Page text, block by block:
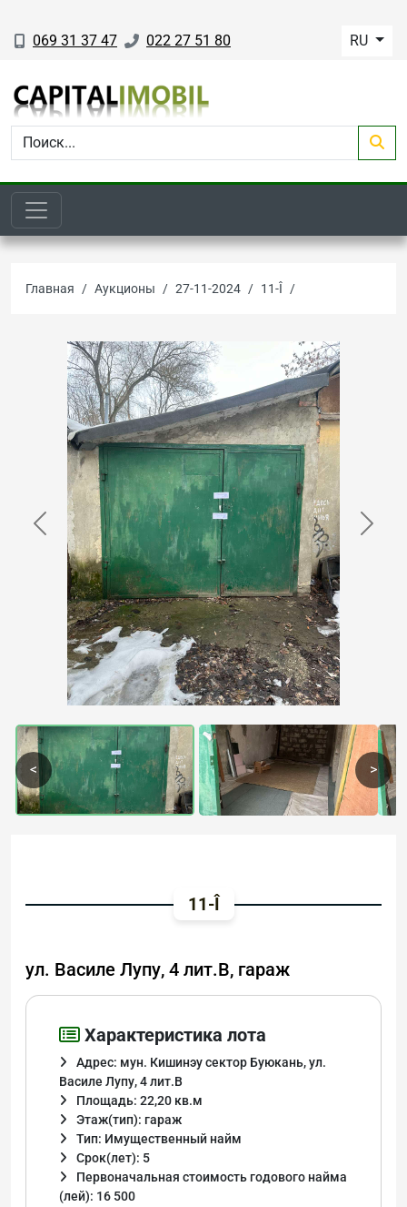
069 31 37 47 022 27 51 80 RU
Главная Аукционы 27-11-2024 11-Î
Previous Next
< >
11-Î
ул. Василе Лупу, 4 лит.B, гараж
Характеристика лота
Адрес: мун. Кишинэу сектор Буюкань, ул.
Василе Лупу, 4 лит.B
Площадь: 22,20 кв.м
Этаж(тип): гараж
Тип: Имущественный найм
Срок(лет): 5
Первоначальная стоимость годового найма
(лей): 16 500